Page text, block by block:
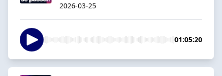
2026-03-25
01:05:20